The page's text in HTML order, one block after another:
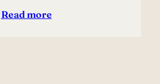
Read more